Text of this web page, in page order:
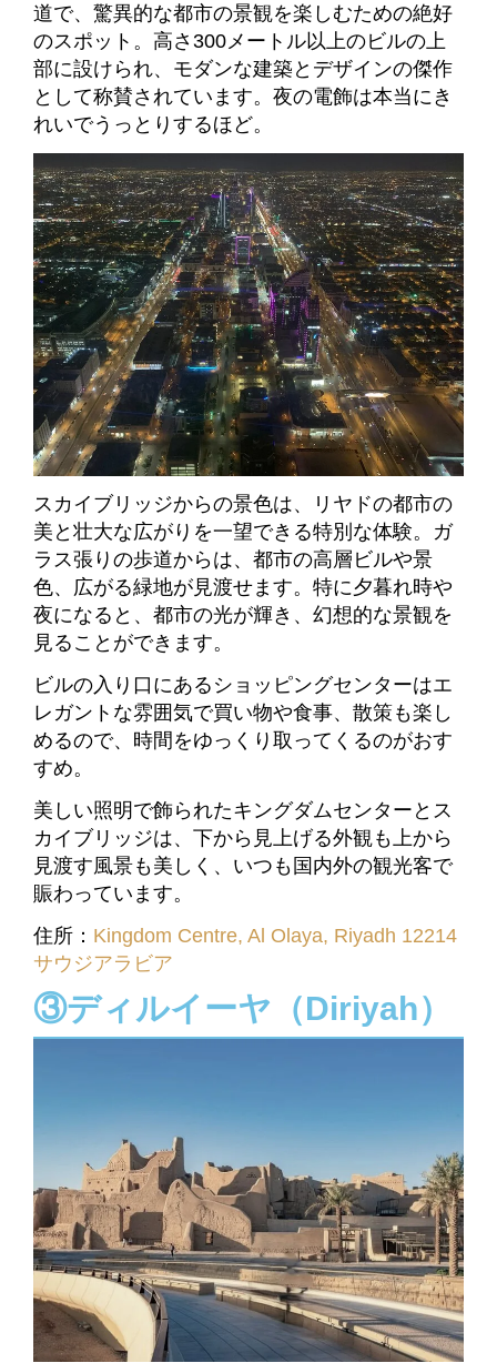
道で、驚異的な都市の景観を楽しむための絶好
のスポット。高さ300メートル以上のビルの上
部に設けられ、モダンな建築とデザインの傑作
として称賛されています。夜の電飾は本当にき
れいでうっとりするほど。
スカイブリッジからの景色は、リヤドの都市の
美と壮大な広がりを一望できる特別な体験。ガ
ラス張りの歩道からは、都市の高層ビルや景
色、広がる緑地が見渡せます。特に夕暮れ時や
夜になると、都市の光が輝き、幻想的な景観を
見ることができます。
ビルの入り口にあるショッピングセンターはエ
レガントな雰囲気で買い物や食事、散策も楽し
めるので、時間をゆっくり取ってくるのがおす
すめ。
美しい照明で飾られたキングダムセンターとス
カイブリッジは、下から見上げる外観も上から
見渡す風景も美しく、いつも国内外の観光客で
賑わっています。
住所： Kingdom Centre, Al Olaya, Riyadh 12214
サウジアラビア
③ディルイーヤ（Diriyah）